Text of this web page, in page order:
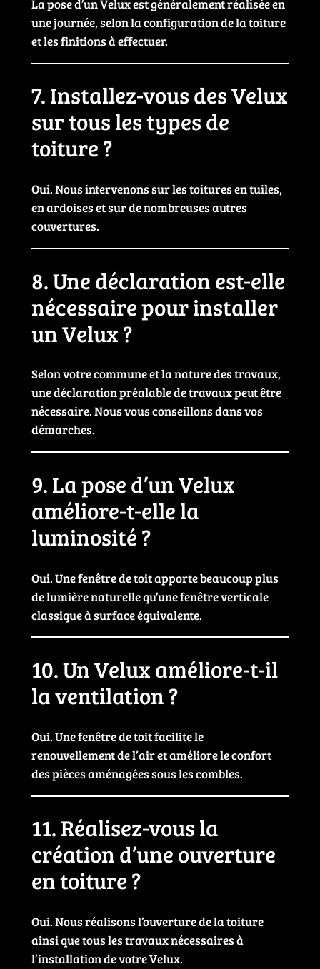
La pose d’un Velux est généralement réalisée en
une journée, selon la configuration de la toiture
et les finitions à effectuer.
7. Installez-vous des Velux
sur tous les types de
toiture ?
Oui. Nous intervenons sur les toitures en tuiles,
en ardoises et sur de nombreuses autres
couvertures.
8. Une déclaration est-elle
nécessaire pour installer
un Velux ?
Selon votre commune et la nature des travaux,
une déclaration préalable de travaux peut être
nécessaire. Nous vous conseillons dans vos
démarches.
9. La pose d’un Velux
améliore-t-elle la
luminosité ?
Oui. Une fenêtre de toit apporte beaucoup plus
de lumière naturelle qu’une fenêtre verticale
classique à surface équivalente.
10. Un Velux améliore-t-il
la ventilation ?
Oui. Une fenêtre de toit facilite le
renouvellement de l’air et améliore le confort
des pièces aménagées sous les combles.
11. Réalisez-vous la
création d’une ouverture
en toiture ?
Oui. Nous réalisons l’ouverture de la toiture
ainsi que tous les travaux nécessaires à
l’installation de votre Velux.